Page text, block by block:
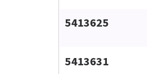
5413625
5413631